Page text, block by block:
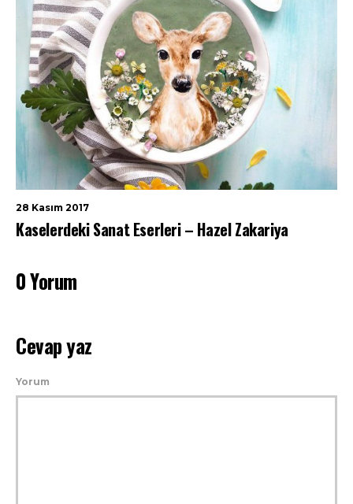
28 Kasım 2017
Kaselerdeki Sanat Eserleri – Hazel Zakariya
0 Yorum
Cevap yaz
Yorum